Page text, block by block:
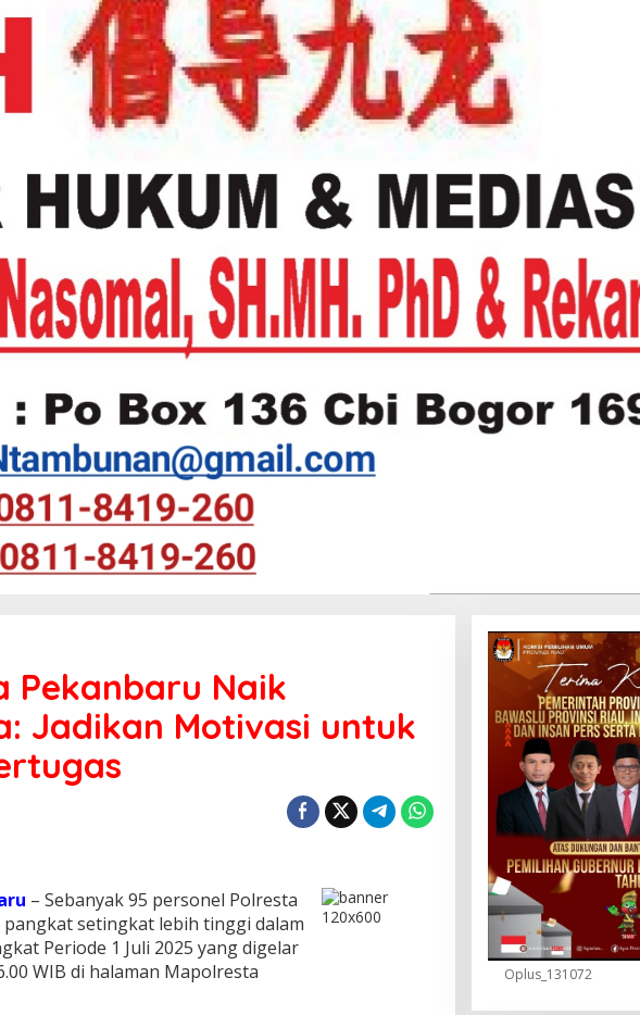
Pekanbaru Naik
Jadikan Motivasi untuk
– Sebanyak 95 personel Polresta
setingkat lebih tinggi dalam
Periode 1 Juli 2025 yang digelar
WIB di halaman Mapolresta
Oplus_131072